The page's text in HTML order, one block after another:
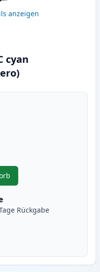
anzeigen
cyan
Brother LC900C cyan
Rückgabe